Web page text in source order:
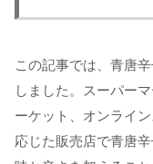
この記事では、青唐
しました。スーパー
ーケット、オンライ
応じた販売店で青唐